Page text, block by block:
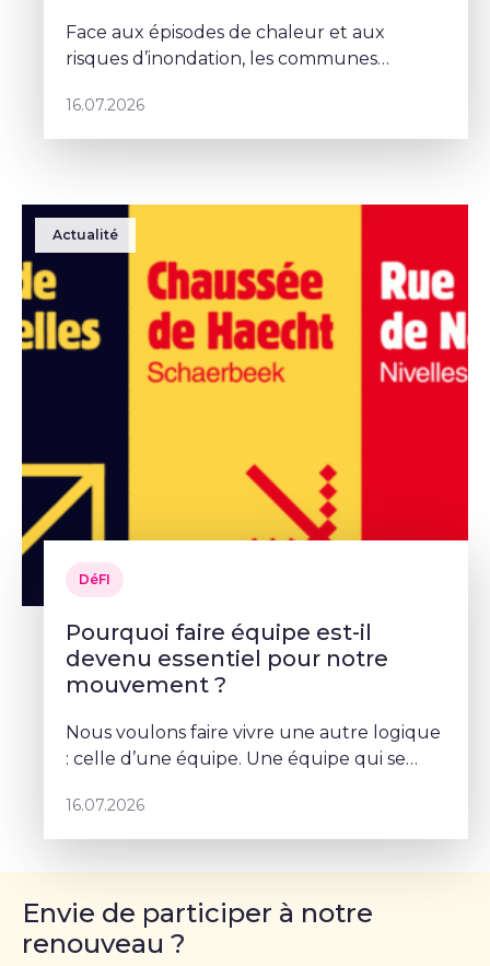
Face aux épisodes de chaleur et aux
risques d’inondation, les communes
Schaerbeek, Deborah Lorenzino mise sur la
végétalisation et la participation cito
16.07.2026
Actualité
DéFI
Pourquoi faire équipe est-il
devenu essentiel pour notre
mouvement ?
Nous voulons faire vivre une autre logique
: celle d’une équipe. Une équipe qui se
projet commun – Sophie Rohonyi
16.07.2026
Envie de participer à notre
renouveau ?